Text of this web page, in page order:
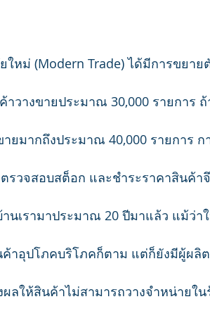
หม่ (Modern Trade) ได้มีการขยาย
วางขายประมาณ 30,000 รายการ ถ้
ยมากถึงประมาณ 40,000 รายการ ก
รวจสอบสต็อก และชำระราคาสินค้า
านเรามาประมาณ 20 ปีมาแล้ว แม้ว่
าอุปโภคบริโภคก็ตาม แต่ก็ยังมีผู้ผลิ
ลให้สินค้าไม่สามารถวางจำหน่ายใ